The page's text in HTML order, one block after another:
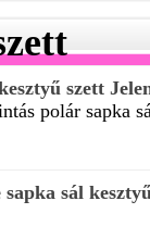
szett
polár sapka
sál